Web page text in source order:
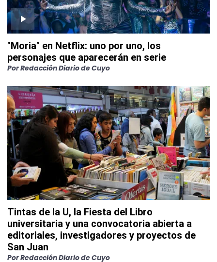
"Moria" en Netflix: uno por uno, los
personajes que aparecerán en serie
PorRedacción Diario de Cuyo
Tintas de la U, la Fiesta del Libro
universitaria y una convocatoria abierta a
editoriales, investigadores y proyectos de
San Juan
PorRedacción Diario de Cuyo